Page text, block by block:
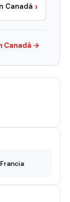
Canadá ›
Canadá →